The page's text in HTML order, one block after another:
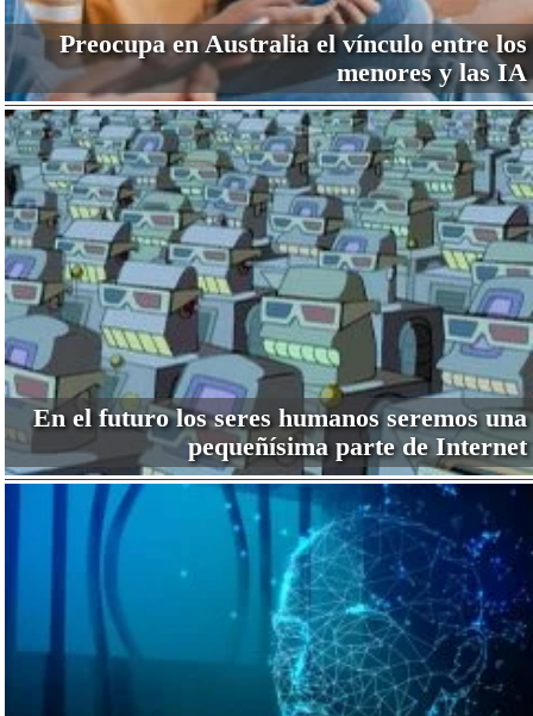
Preocupa en Australia el vínculo entre los
menores y las IA
En el futuro los seres humanos seremos una
pequeñísima parte de Internet